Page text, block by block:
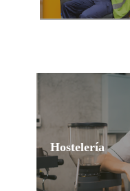
Trabajo temporal
cubrir los
Hostelería
Las necesidades
totalmente cubiertas.